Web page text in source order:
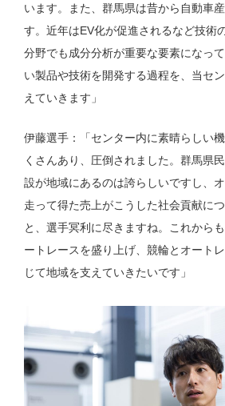
います。また、群馬県は昔から自動車
す。近年はEV化が促進されるなど技術
分野でも成分分析が重要な要素になっ
い製品や技術を開発する過程を、当セ
えていきます」
伊藤選手：「センター内に素晴らしい
くさんあり、圧倒されました。群馬県
設が地域にあるのは誇らしいですし、
走って得た売上がこうした社会貢献に
と、選手冥利に尽きますね。これから
ートレースを盛り上げ、競輪とオート
じて地域を支えていきたいです」